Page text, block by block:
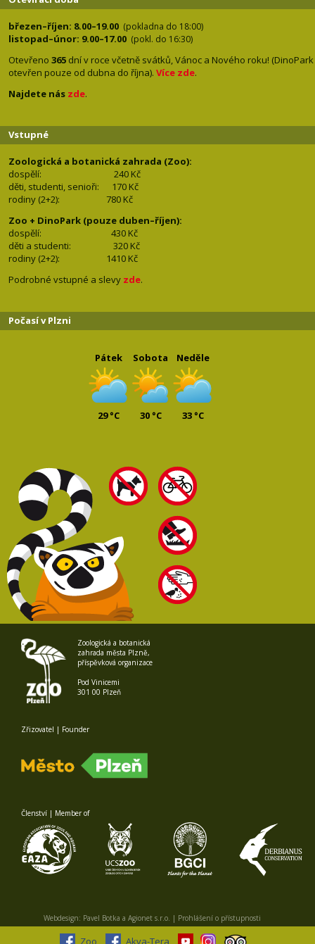
březen–říjen: 8.00–19.00 (pokladna do 18:00)
listopad–únor: 9.00–17.00 (pokl. do 16:30)
Otevřeno 365 dní v roce včetně svátků, Vánoc a Nového roku! (DinoPark
otevřen pouze od dubna do října). Více zde.
Najdete nás zde.
Vstupné
Zoologická a botanická zahrada (Zoo):
dospělí:
240 Kč
děti, studenti, senioři: 170 Kč
rodiny (2+2): 780 Kč
Zoo + DinoPark (pouze duben–říjen):
dospělí: 430 Kč
děti a studenti: 320 Kč
rodiny (2+2): 1410 Kč
Podrobné vstupné a slevy zde.
Počasí v Plzni
Pátek
29 °C
Sobota
30 °C
Neděle
33 °C
Zoologická a botanická
zahrada města Plzně,
příspěvková organizace
Pod Vinicemi
301 00 Plzeň
Zřizovatel | Founder
Členství | Member of
Webdesign: Pavel Botka a Agionet s.r.o. | Prohlášení o přístupnosti
Zoo Akva-Tera